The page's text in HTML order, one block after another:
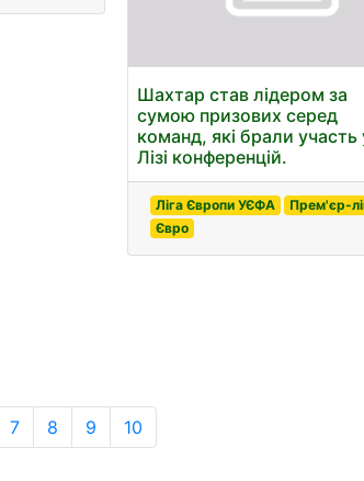
Шахтар став лідером за
сумою призових серед
команд, які брали участь
Лізі конференцій.
Ліга Європи УЄФА
Прем'єр-
Євро
7 8 9 10